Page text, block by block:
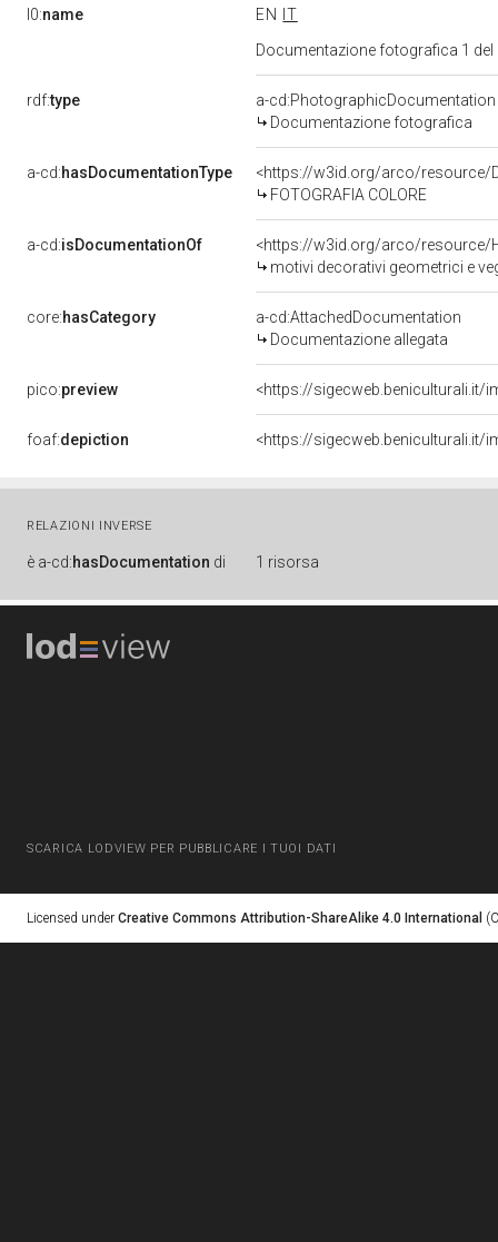
l0:name EN
IT
Documentazione fotografica 1
rdf:type
a-cd:PhotographicDocumentation
Documentazione fotografica
a-cd:hasDocumentationType
<https://w3id.org/arco/resource/
FOTOGRAFIA COLORE
a-cd:isDocumentationOf
<https://w3id.org/arco/resource/
motivi decorativi geometrici e
core:hasCategory
a-cd:AttachedDocumentation
Documentazione allegata
pico:preview <https://sigecweb.beniculturali.it/
foaf:depiction <https://sigecweb.beniculturali.it/
RELAZIONI INVERSE
è a-cd:hasDocumentation di 1 risorsa
SCARICA LODVIEW PER PUBBLICARE I TUOI DATI
Licensed under Creative Commons Attribution-ShareAlike 4.0 International